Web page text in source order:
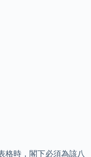
格時，閣下必須為該八